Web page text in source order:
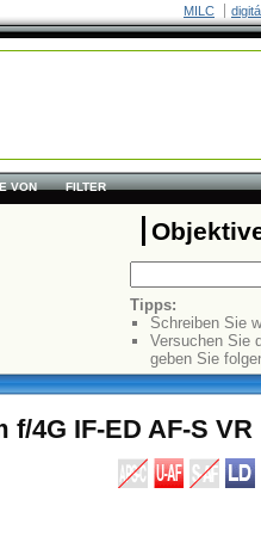
MILC
VON FILTER
Tipps:
Schreiben Sie
Versuchen Sie
geben Sie
f/4G IF-ED AF-S VR